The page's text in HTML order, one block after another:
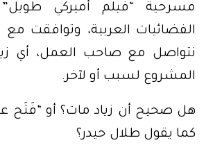
مسرحية “فيلم أميركي
الفضائيات العربية، وتوافقت مع
نتواصل مع صاحب العمل، أي
المشروع لسبب أو لآخر.
هل صحيح أن زياد مات؟ أو “فَتَح
كما يقول طلال حيدر؟